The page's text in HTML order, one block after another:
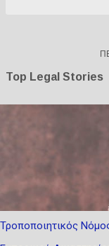
Top Legal Stories
Τροποποιητικός